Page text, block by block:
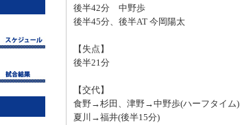
後半42分 中野歩
後半45分、後半AT 今岡陽太
【失点】
後半21分
【交代】
食野→杉田、津野→中野歩(ハーフタイム)
夏川→福井(後半15分)